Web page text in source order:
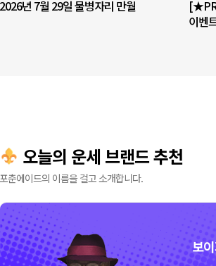
2026년 7월 29일 물병자리 만월
이벤
오늘의 운세 브랜드 추천
포춘에이드의 이름을 걸고 소개합니다.
보